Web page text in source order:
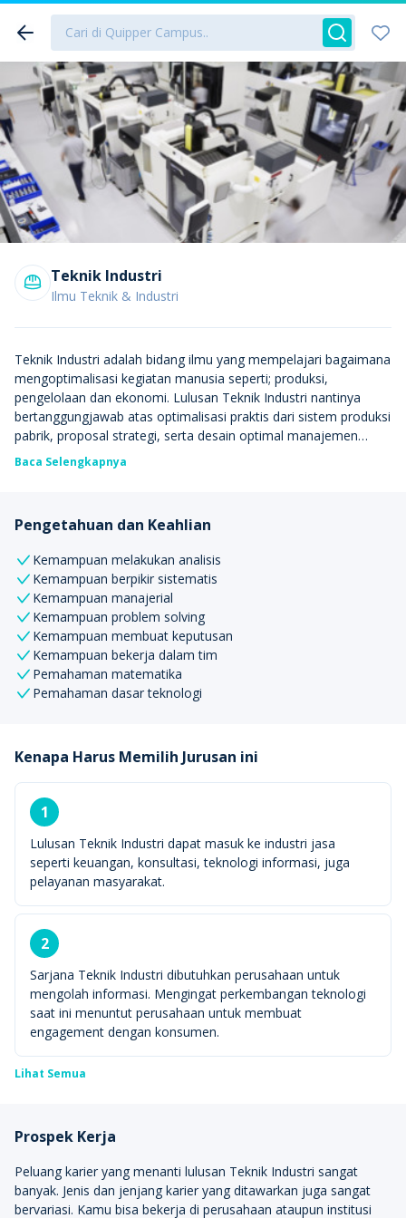
Teknik Industri
Ilmu Teknik & Industri
Teknik Industri adalah bidang ilmu yang mempelajari bagaimana
mengoptimalisasi kegiatan manusia seperti; produksi,
pengelolaan dan ekonomi. Lulusan Teknik Industri nantinya
bertanggungjawab atas optimalisasi praktis dari sistem produksi
pabrik, proposal strategi, serta desain optimal manajemen
perusahaan. Di jurusan Teknik Industri, kamu akan banyak
melakukan penyelesaian masalah melalui pendekatan
Baca Selengkapnya
Pengetahuan dan Keahlian
Kemampuan melakukan analisis
Kemampuan berpikir sistematis
Kemampuan manajerial
Kemampuan problem solving
Kemampuan membuat keputusan
Kemampuan bekerja dalam tim
Pemahaman matematika
Pemahaman dasar teknologi
Kenapa Harus Memilih Jurusan ini
1
Lulusan Teknik Industri dapat masuk ke industri jasa
seperti keuangan, konsultasi, teknologi informasi, juga
pelayanan masyarakat.
2
Sarjana Teknik Industri dibutuhkan perusahaan untuk
mengolah informasi. Mengingat perkembangan teknologi
saat ini menuntut perusahaan untuk membuat
engagement dengan konsumen.
Lihat Semua
Prospek Kerja
Peluang karier yang menanti lulusan Teknik Industri sangat
banyak. Jenis dan jenjang karier yang ditawarkan juga sangat
bervariasi. Kamu bisa bekerja di perusahaan ataupun institusi